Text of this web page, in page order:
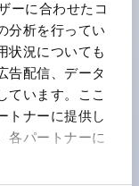
ーに合わせたコ
分析を行ってい
状況についても
告配信、データ
ています。ここ
トナーに提供し
各パートナーに
電圧を完備。
）。これまで色
球で各色を表
示灯（角平形）
ンプ色の識別が